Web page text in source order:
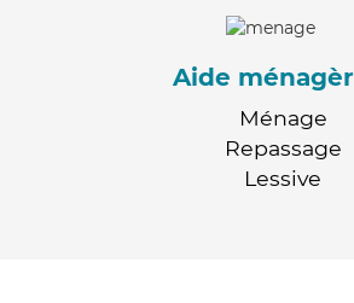
Aide
Ménage
Repassage
Lessive